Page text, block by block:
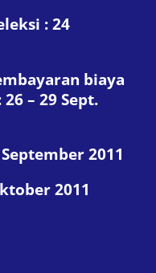
: 24
biaya
– 29 Sept.
2011
2011